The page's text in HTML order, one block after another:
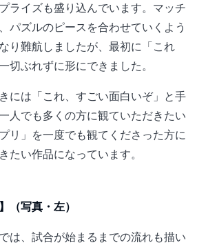
ライズも盛り込んでいます。マッチ
パズルのピースを合わせていくよう
り難航しましたが、最初に「これ
切ぶれずに形にできました。
には「これ、すごい面白いぞ」と手
人でも多くの方に観ていただきたい
リ」を一度でも観てくださった方に
たい作品になっています。
（写真・左）
は、試合が始まるまでの流れも描い